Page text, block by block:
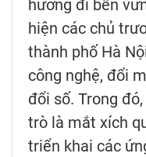
hướng đi bền
hiện các chủ
thành phố Hà
công nghệ, đổi
đổi số. Trong
trò là mắt xích
triển khai các